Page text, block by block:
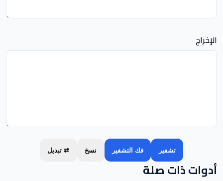
الإخراج
تشفير فك التشفير نسخ ⇄ تبديل
أدوات ذات صلة